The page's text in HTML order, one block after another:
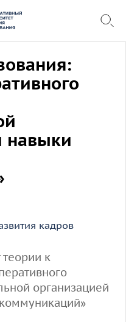
навыки
кадров
к
организацией